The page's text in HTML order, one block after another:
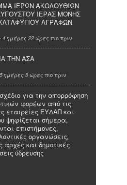
ΙΕΡΩΝ ΑΚΟΛΟΥΘΙΩΝ
ΙΕΡΑΣ ΜΟΝΗΣ
ΑΓΡΑΦΩΝ
4 ημέρες 22 ώρες πιο πριν
ΤΗΝ ΑΣΑ
5 ημέρες 8 ώρες πιο πριν
για την απορρόφηση
φορέων από τις
εταιρείες ΕΥΔΑΠ και
ψηφίζεται σήμερα,
επιστήμονες,
οργανώσεις,
αρχές και δημοτικές
ύδρευσης